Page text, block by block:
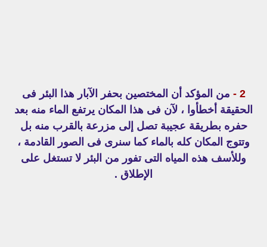
2 -
من المؤكد أن المختصين بحفر الآبار هذا البئر فى
الحقيقة أخطأوا ، لآن فى هذا المكان يرتفع الماء منه بعد
حفره بطريقة عجيبة تصل إلى مزرعة بالقرب منه بل
وتتوج المكان كله بالماء كما سنرى فى الصور القادمة ،
وللأسف هذه المياه التى تفور من البئر لا تستغل على
الإطلاق .